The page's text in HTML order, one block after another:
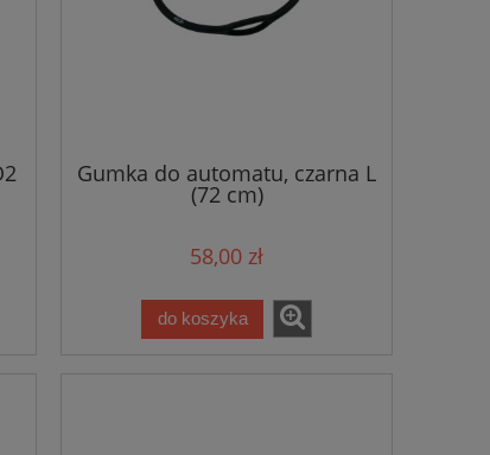
Gumka do automatu, czarna L
(72 cm)
58,00 zł
do koszyka